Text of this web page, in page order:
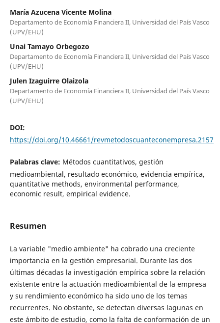
María Azucena Vicente Molina
Departamento de Economía Financiera II, Universidad del País Vasco
(UPV/EHU)
Unai Tamayo Orbegozo
Departamento de Economía Financiera II, Universidad del País Vasco
(UPV/EHU)
Julen Izaguirre Olaizola
Departamento de Economía Financiera II, Universidad del País Vasco
(UPV/EHU)
DOI:
https://doi.org/10.46661/revmetodoscuanteconempresa.2157
Palabras clave: Métodos cuantitativos, gestión
medioambiental, resultado económico, evidencia empírica,
quantitative methods, environmental performance,
economic result, empirical evidence.
Resumen
La variable "medio ambiente" ha cobrado una creciente
importancia en la gestión empresarial. Durante las dos
últimas décadas la investigación empírica sobre la relación
existente entre la actuación medioambiental de la empresa
y su rendimiento económico ha sido uno de los temas
recurrentes. No obstante, se detectan diversas lagunas en
este ámbito de estudio, como la falta de conformación de un